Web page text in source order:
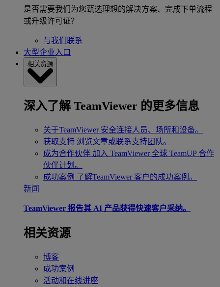
是否需要我们为您甄选理想的解决方案、完成下单流程
或升级许可证？
与我们联系
大型企业入口
相关资源
深入了解 TeamViewer 的更多信息
关于TeamViewer 安全连接人员、场所和设备。
获取支持 浏览文章或联系支持团队。
成为合作伙伴 加入 TeamViewer 全球 TeamUP 合作
伙伴计划。
成功案例 了解TeamViewer 客户的成功案例。
新闻
TeamViewer 报告其 AI 产品获得快速客户采纳。
相关资源
博客
成功案例
活动和在线讲座